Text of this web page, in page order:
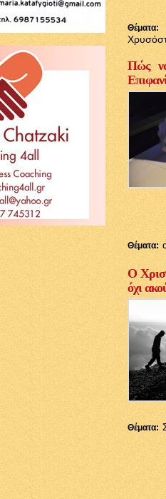
Θέματα:
Πώς να
Θέματα:
Ο
όχι
Θέματα: